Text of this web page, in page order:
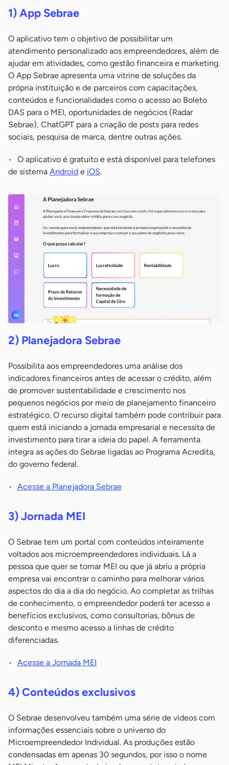
1) App Sebrae
O aplicativo tem o objetivo de possibilitar um
atendimento personalizado aos empreendedores, além de
ajudar em atividades, como gestão financeira e marketing.
O App Sebrae apresenta uma vitrine de soluções da
própria instituição e de parceiros com capacitações,
conteúdos e funcionalidades como o acesso ao Boleto
DAS para o MEI, oportunidades de negócios (Radar
Sebrae), ChatGPT para a criação de posts para redes
sociais, pesquisa de marca, dentre outras ações.
O aplicativo é gratuito e está disponível para telefones
de sistema Android e iOS.
2) Planejadora Sebrae
Possibilita aos empreendedores uma análise dos
indicadores financeiros antes de acessar o crédito, além
de promover sustentabilidade e crescimento nos
pequenos negócios por meio de planejamento financeiro
estratégico. O recurso digital também pode contribuir para
quem está iniciando a jornada empresarial e necessita de
investimento para tirar a ideia do papel. A ferramenta
integra as ações do Sebrae ligadas ao Programa Acredita,
do governo federal.
Acesse a Planejadora Sebrae
3) Jornada MEI
O Sebrae tem um portal com conteúdos inteiramente
voltados aos microempreendedores individuais. Lá a
pessoa que quer se tornar MEI ou que já abriu a própria
empresa vai encontrar o caminho para melhorar vários
aspectos do dia a dia do negócio. Ao completar as trilhas
de conhecimento, o empreendedor poderá ter acesso a
benefícios exclusivos, como consultorias, bônus de
desconto e mesmo acesso a linhas de crédito
diferenciadas.
Acesse a Jornada MEI
4) Conteúdos exclusivos
O Sebrae desenvolveu também uma série de vídeos com
informações essenciais sobre o universo do
Microempreendedor Individual. As produções estão
condensadas em apenas 30 segundos, por isso o nome